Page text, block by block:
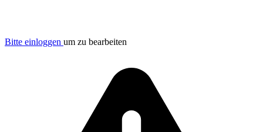
Bitte einloggen um zu bearbeiten